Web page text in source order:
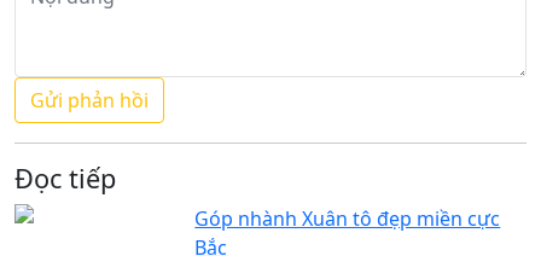
Đọc tiếp
Góp nhành Xuân tô đẹp miền cực
Bắc